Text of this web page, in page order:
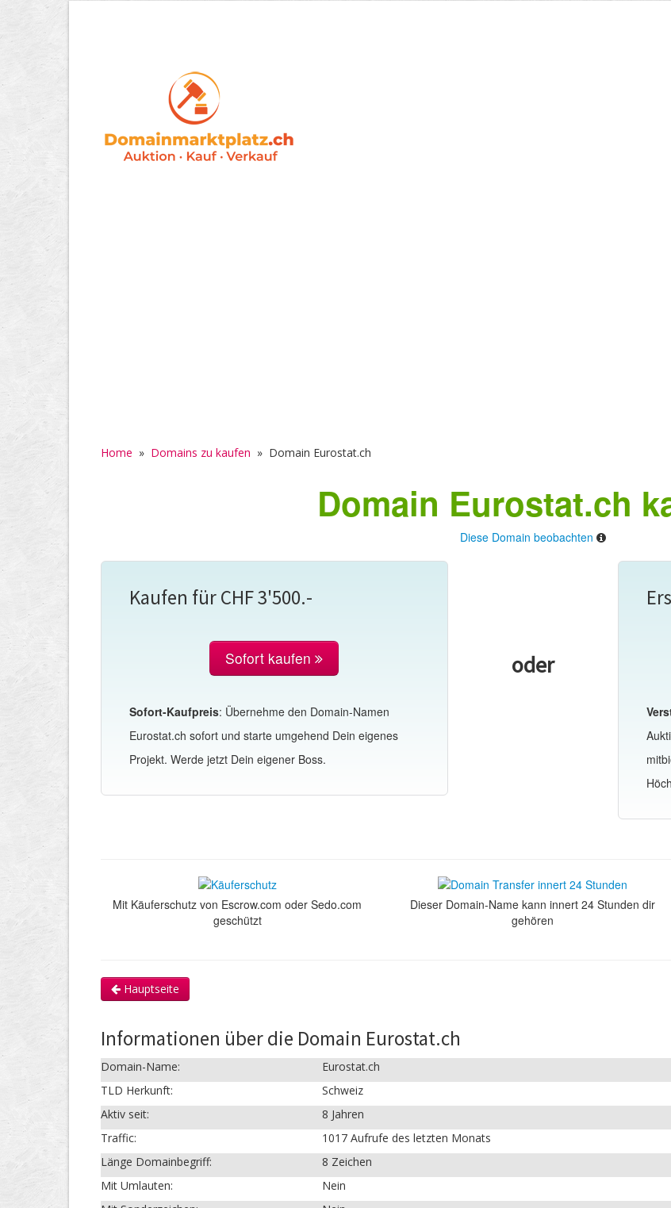
Home » Domains zu kaufen » Domain Eurostat.ch
Domain Eurostat.ch
Diese Domain beobachten
Kaufen für CHF 3'500.-
Sofort kaufen
Sofort-Kaufpreis: Übernehme den Domain-Namen
Eurostat.ch sofort und starte umgehend Dein eigenes
Projekt. Werde jetzt Dein eigener Boss.
oder
Mit Käuferschutz von Escrow.com oder Sedo.com
geschützt
Dieser Domain-Name kann innert 24 Stunden dir
gehören
Hauptseite
Informationen über die Domain Eurostat.ch
Domain-Name:
Eurostat.ch
TLD Herkunft:
Schweiz
Aktiv seit:
8 Jahren
Traffic:
1017 Aufrufe des letzten Monats
Länge Domainbegriff:
8 Zeichen
Mit Umlauten:
Nein